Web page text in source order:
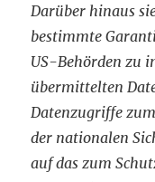
Darüber hinaus
bestimmte
US-Behörden zu
übermittelten
Datenzugriffe
der nationalen
auf das zum